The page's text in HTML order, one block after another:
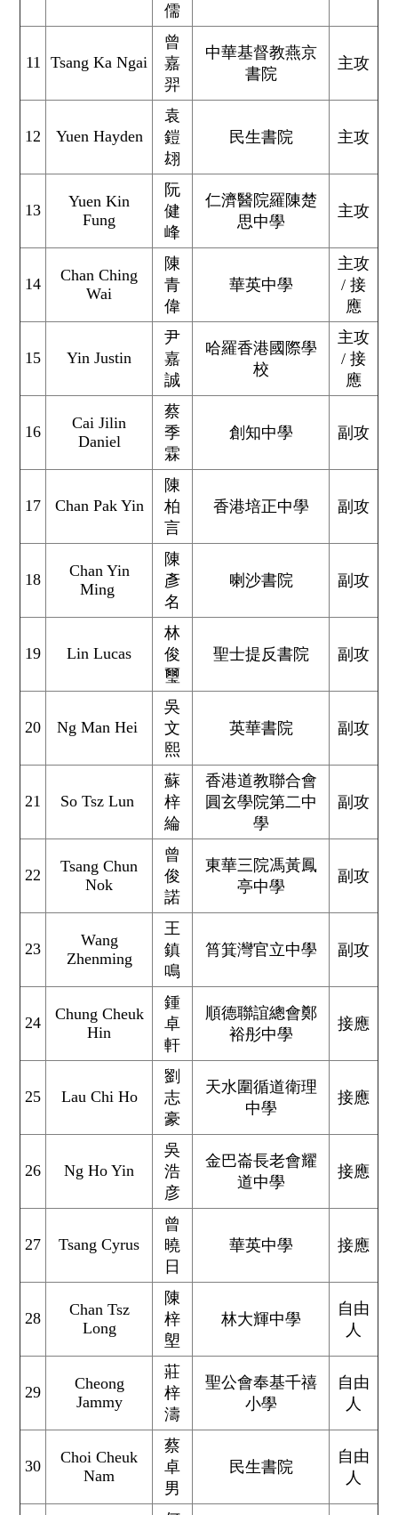
儒
11 Tsang Ka Ngai
曾
嘉
羿
中華基督教燕京
書院
主攻
12 Yuen Hayden
袁
鎧
翃
民生書院 主攻
13
Yuen Kin
Fung
阮
健
峰
仁濟醫院羅陳楚
思中學
主攻
14
Chan Ching
Wai
陳
青
偉
華英中學
主攻
/ 接
應
15 Yin Justin
尹
嘉
誠
哈羅香港國際學
校
主攻
/ 接
應
16
Cai Jilin
Daniel
蔡
季
霖
創知中學 副攻
17 Chan Pak Yin
陳
柏
言
香港培正中學 副攻
18
Chan Yin
Ming
陳
彥
名
喇沙書院 副攻
19 Lin Lucas
林
俊
璽
聖士提反書院 副攻
20 Ng Man Hei
吳
文
熙
英華書院 副攻
21 So Tsz Lun
蘇
梓
綸
香港道教聯合會
圓玄學院第二中
學
副攻
22
Tsang Chun
Nok
曾
俊
諾
東華三院馮黃鳳
亭中學
副攻
23
Wang
Zhenming
王
鎮
鳴
筲箕灣官立中學 副攻
24
Chung Cheuk
Hin
鍾
卓
軒
順德聯誼總會鄭
裕彤中學
接應
25 Lau Chi Ho
劉
志
豪
天水圍循道衛理
中學
接應
26 Ng Ho Yin
吳
浩
彦
金巴崙長老會耀
道中學
接應
27 Tsang Cyrus
曾
曉
日
華英中學 接應
28
Chan Tsz
Long
陳
梓
塱
林大輝中學
自由
人
29
Cheong
Jammy
莊
梓
濤
聖公會奉基千禧
小學
自由
人
30
Choi Cheuk
Nam
蔡
卓
男
民生書院
自由
人